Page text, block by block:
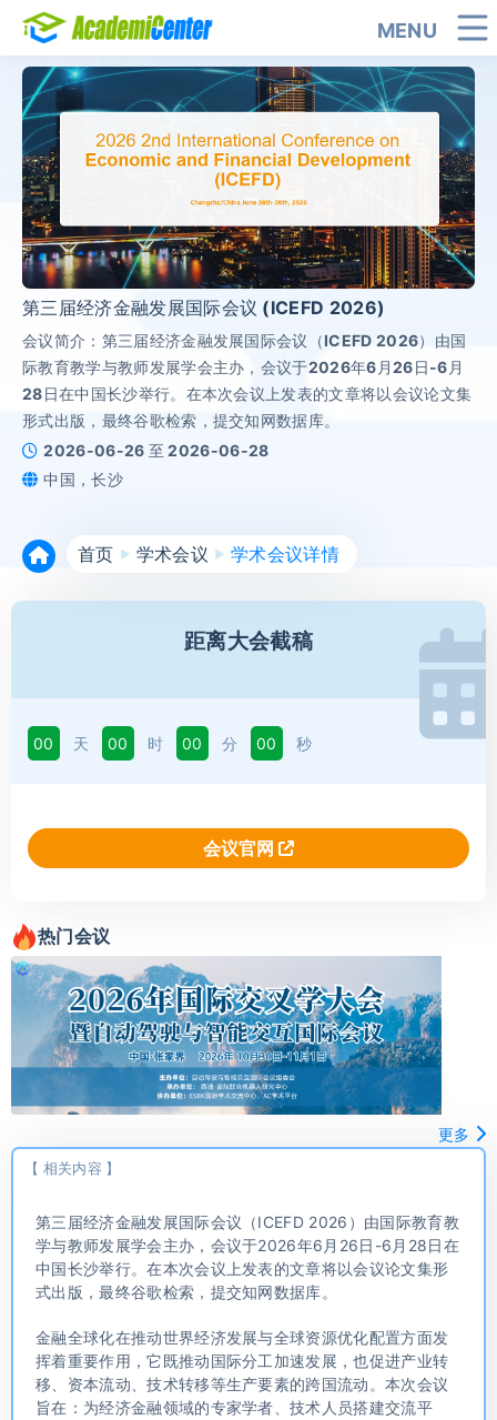
MENU
第三届经济金融发展国际会议 (ICEFD 2026)
会议简介：第三届经济金融发展国际会议（ICEFD 2026）由国
际教育教学与教师发展学会主办，会议于2026年6月26日-6月
28日在中国长沙举行。在本次会议上发表的文章将以会议论文集
形式出版，最终谷歌检索，提交知网数据库。
2026-06-26 至 2026-06-28
中国，长沙
首页 学术会议 学术会议详情
距离大会截稿
00 天 00 时 00 分 00 秒
会议官网
热门会议
更多
【 相关内容 】
第三届经济金融发展国际会议（ICEFD 2026）由国际教育教
学与教师发展学会主办，会议于2026年6月26日-6月28日在
中国长沙举行。在本次会议上发表的文章将以会议论文集形
式出版，最终谷歌检索，提交知网数据库。
金融全球化在推动世界经济发展与全球资源优化配置方面发
挥着重要作用，它既推动国际分工加速发展，也促进产业转
移、资本流动、技术转移等生产要素的跨国流动。本次会议
旨在：为经济金融领域的专家学者、技术人员搭建交流平